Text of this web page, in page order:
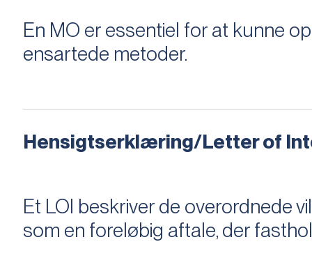
En MO er essentiel for at kunne
ensartede metoder.
Hensigtserklæring/Letter of
Et LOI beskriver de overordnede
som en foreløbig aftale, der